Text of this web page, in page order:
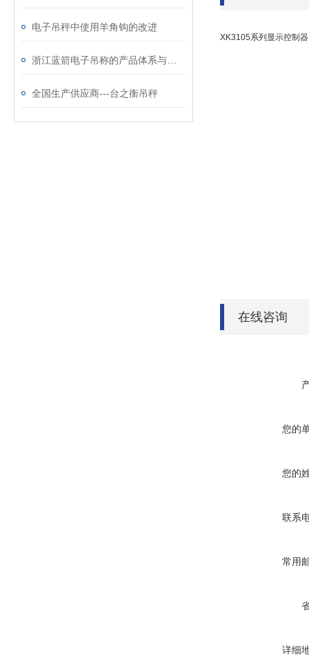
电子吊秤中使用羊角钩的改进
全国生产供应商---台之衡吊秤
XK3105系列显示控制
在线咨询
您的
您的
联系
常用
详细